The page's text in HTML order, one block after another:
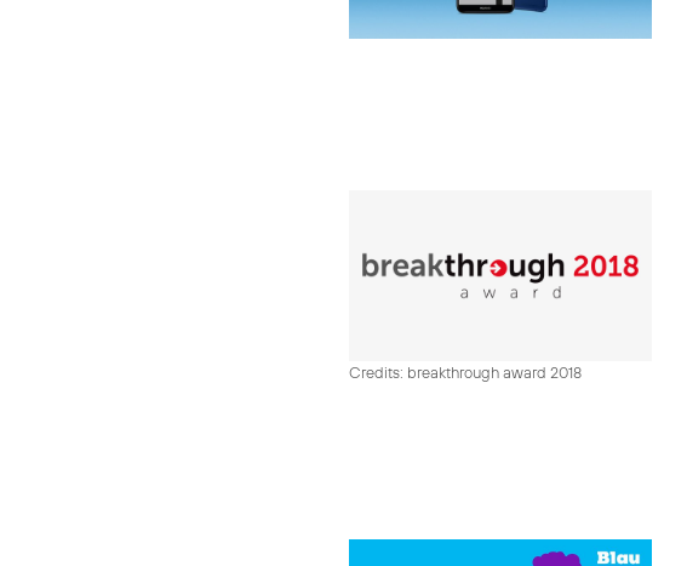
Credits: breakthrough award 2018